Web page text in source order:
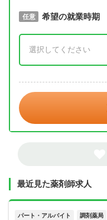
必須 取得予定年
任意 希望の就業時期
最近見た薬剤師求人
パート・アルバイト 調剤薬局